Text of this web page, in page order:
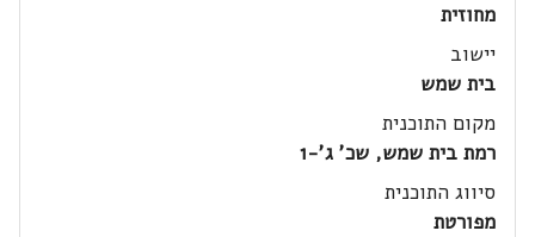
מחוזית
יישוב
בית שמש
מקום התוכנית
רמת בית שמש, שכ' ג'-1
סיווג התוכנית
מפורטת